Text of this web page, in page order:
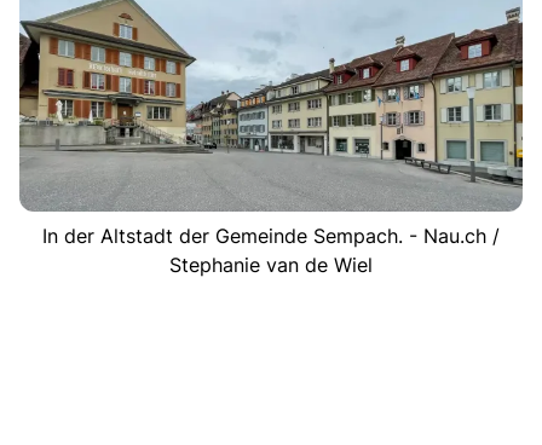
In der Altstadt der Gemeinde Sempach. - Nau.ch /
Stephanie van de Wiel